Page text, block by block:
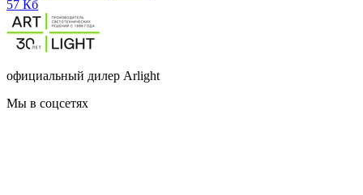
57 Кб
официальный дилер Arlight
Мы в соцсетях